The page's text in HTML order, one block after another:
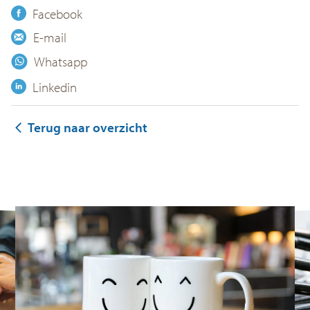
Facebook
E-mail
Whatsapp
Linkedin
Terug naar overzicht